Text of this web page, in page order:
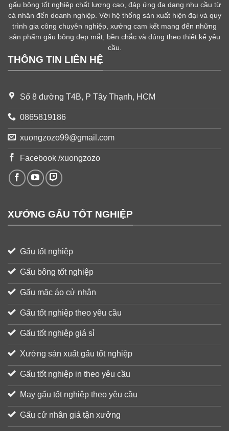
gấu bông tốt nghiệp chất lượng cao, đáp ứng đa dạng nhu cầu từ
cá nhân đến doanh nghiệp. Với hệ thống sản xuất hiện đại và quy
trình gia công chuyên nghiệp, xưởng cam kết mang đến những
sản phẩm gấu bông đẹp mắt, bền chắc và đúng theo thiết kế yêu
cầu.
THÔNG TIN LIÊN HỆ
Số 8 đường T4B, P Tây Thạnh, HCM
0865819186
xuongzozo99@gmail.com
Facebook /xuongzozo
XƯỞNG GẤU TỐT NGHIỆP
Gấu tốt nghiệp
Gấu bông tốt nghiệp
Gấu mặc áo cử nhân
Gấu tốt nghiệp theo yêu cầu
Gấu tốt nghiệp giá sỉ
Xưởng sản xuất gấu tốt nghiệp
Gấu tốt nghiệp in theo yêu cầu
May gấu tốt nghiệp theo yêu cầu
Gấu cử nhân giá tận xưởng